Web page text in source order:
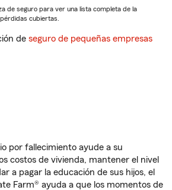
de seguro para ver una lista completa de la
cubiertas.
de seguro de pequeñas empresas
por fallecimiento ayude a su
costos de vivienda, mantener el nivel
a pagar la educación de sus hijos, el
Farm® ayuda a que los momentos de